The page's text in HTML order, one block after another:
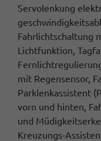
Servolenkung
Fahrlichtschaltung
Lichtfunktion,
mit Regensensor,
Parklenkassistent
vorn und hinten,
und
Kreuzungs-